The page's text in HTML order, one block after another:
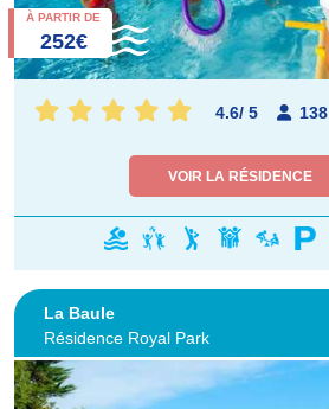
À PARTIR DE
252€
4.6/ 5 138
VOIR LA RÉSIDENCE
La Baule
Résidence Royal Park